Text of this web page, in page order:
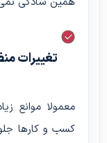
تغییرات
معمولا موانع
کسب و کارها